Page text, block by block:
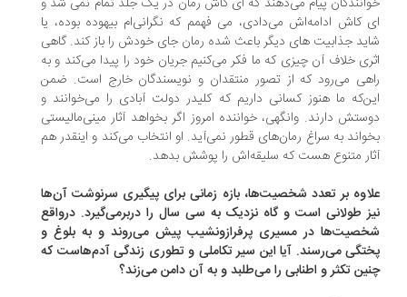
کاش ادامه‌اش می‌دادی، می فهمم که نگرانی‌ام بیهوده بوده، یا
جذابیت های دیگر باعث شده رمان جای خودش را باز کند. گاهی
خلاف آن چیزی که ما فکر می‌کنیم جریان خود را پیدا می‌کند و به
می‌رود که از تصور منتقدان و نویسندگان خارج است. ضمن
ما هنوز کسانی داریم که کلیدر دولت آبادی را می‌خوانند و
دارند. وانگهی، خواننده امروز اگر بخواهد آثار مینی‌مالیستی
به سراغ رمان‌های قطور نمی‌آید. او انتخاب می‌کند و اینقدر هم
متنوع هست که سلیقه‌اش را پوشش بدهد.
بر تعدد شخصیت‌ها، بازه‌ زمانی برای پیگیری سرنوشت آ‌ن‌ها
طولانی است و گاه نزدیک به سی سال را دربرمی‌گیرد. درواقع
در مسیری پرفراز‌ونشیب پیش می‌روند و به بلوغ و
می‌رسند. آیا این سیر تکاملی و تطوری زندگی آدم‌هاست که
تکثر و اطنابی را می‌طلبد و به آن دامن می‌زند؟